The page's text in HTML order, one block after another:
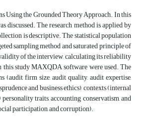
Using the Grounded Theory Approach. In this
The research method is applied by
is descriptive. The statistical population
sampling method and saturated principle of
of the interview, calculating its reliability
study MAXQDA software were used. The
(audit firm size, audit quality, audit expertise,
and business ethics), contexts (internal
traits, accounting conservatism, and
participation, and corruption).